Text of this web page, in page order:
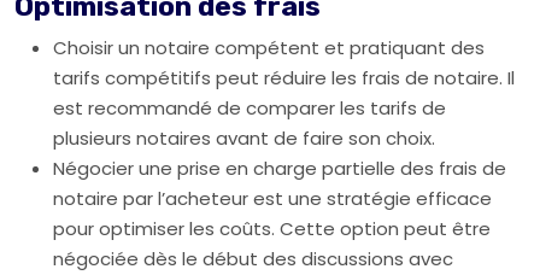
Choisir un notaire compétent et pratiquant des
tarifs compétitifs peut réduire les frais de notaire. Il
est recommandé de comparer les tarifs de
plusieurs notaires avant de faire son choix.
Négocier une prise en charge partielle des frais de
notaire par l’acheteur est une stratégie efficace
pour optimiser les coûts. Cette option peut être
négociée dès le début des discussions avec